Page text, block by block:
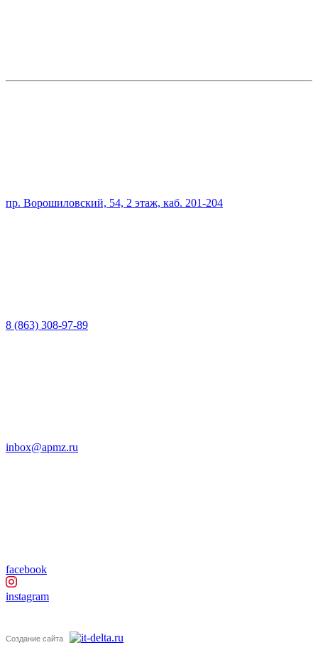
пр. Ворошиловский, 54, 2 этаж, каб. 201-204
8 (863) 308-97-89
inbox@apmz.ru
facebook
instagram
Создание сайта